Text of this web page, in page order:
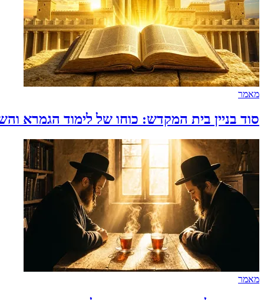
מאמר
סוד בניין בית המקדש: כוחו של לימוד הגמרא
מאמר